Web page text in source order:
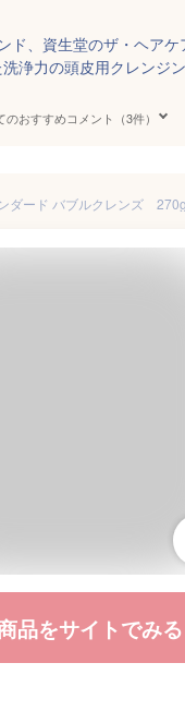
ド、資生堂のザ・ヘア
浄力の頭皮用クレンジ
のおすすめコメント（3件）
ダード バブルクレンズ
品をサイトでみる